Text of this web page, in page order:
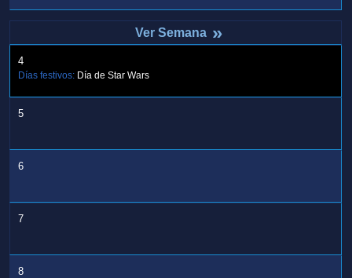
»
4
Días festivos: Día de Star Wars
5
6
7
8